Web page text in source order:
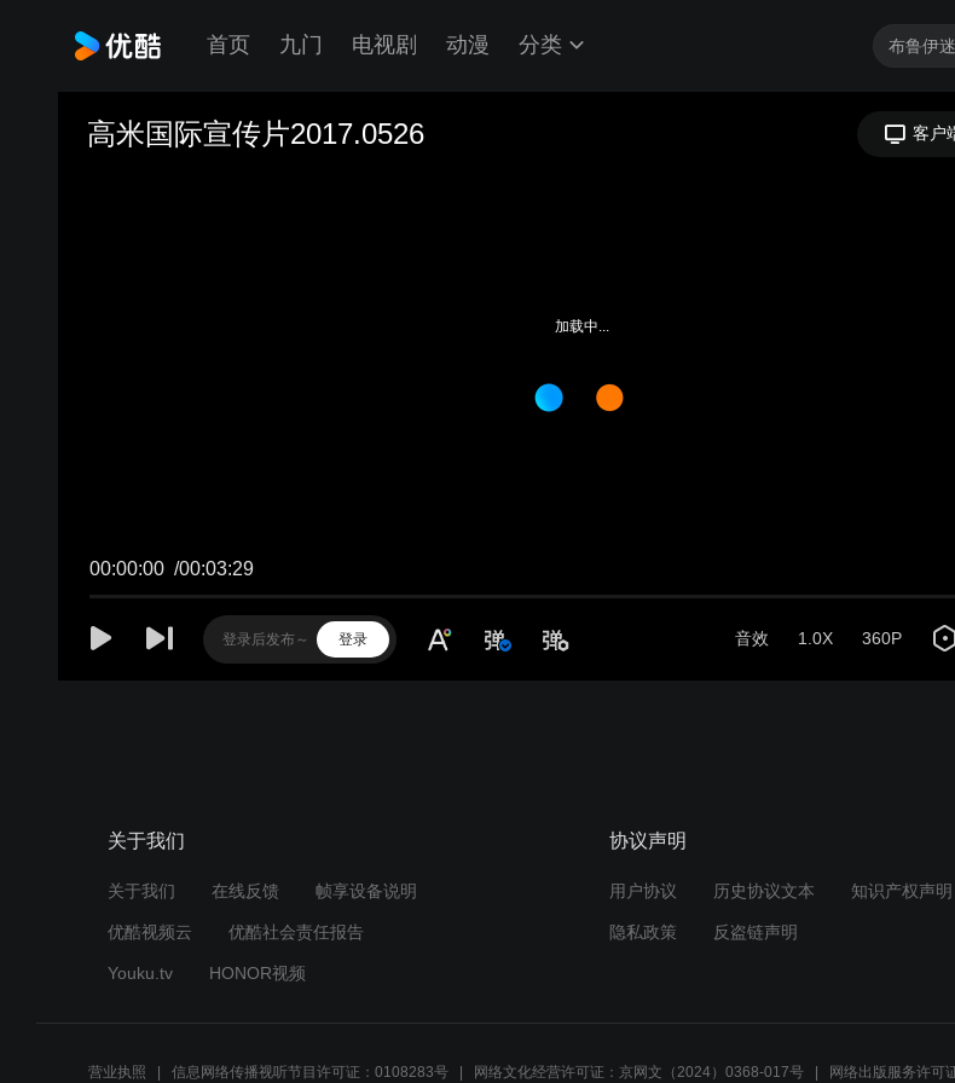
首页 九门 电视剧 动漫 分类
高米国际宣传片2017.0526 客户
00:00:00 /00:03:29
登录 音效 1.0X 360P
加载中...
关于我们
关于我们 在线反馈 帧享设备说明
优酷视频云 优酷社会责任报告
Youku.tv HONOR视频
协议声明
用户协议 历史协议文本 知识产权声明
隐私政策 反盗链声明
营业执照 信息网络传播视听节目许可证：0108283号 网络文化经营许可证：京网文（2024）0368-017号 网络出版服务许可